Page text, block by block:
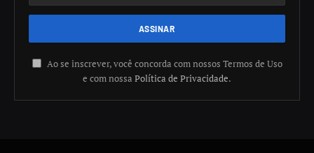
Ao se inscrever, você concorda com nossos Termos de Uso
e com nossa Política de Privacidade.